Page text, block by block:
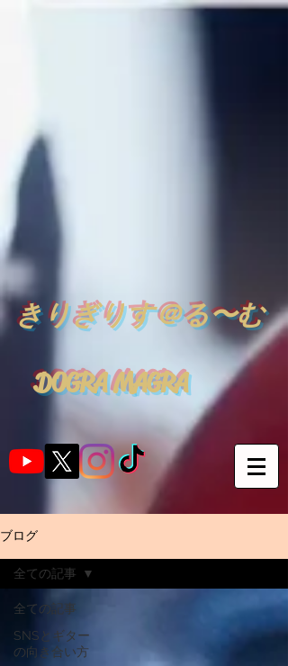
きりぎりす＠る〜む
DOGRA MAGRA
ブログ
全ての記事
SNSとギター
の向き合い方
全ての記事